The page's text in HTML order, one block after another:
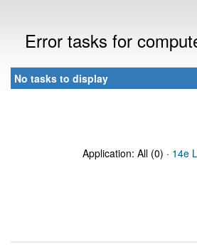
Error tasks for
No tasks to display
Application: All (0) · 14e